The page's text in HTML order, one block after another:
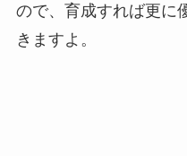
ので、育成すれば更に
きますよ。